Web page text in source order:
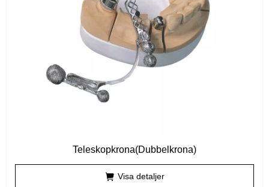
Teleskopkrona(Dubbelkrona)
Visa detaljer